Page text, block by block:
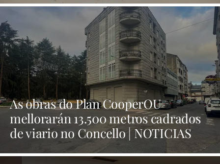
As obras do Plan CooperOU
mellorarán 13.500 metros cadrados
de viario no Concello | NOTICIAS